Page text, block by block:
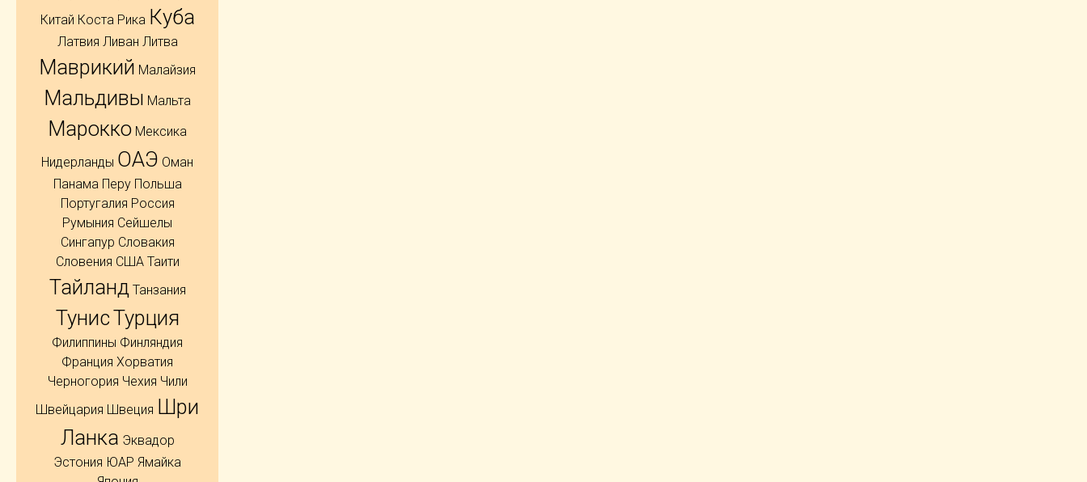
Китай Коста Рика Куба
Латвия Ливан Литва
Маврикий Малайзия
Мальдивы Мальта
Марокко Мексика
Нидерланды ОАЭ Оман
Панама Перу Польша
Португалия Россия
Румыния Сейшелы
Сингапур Словакия
Словения США Таити
Тайланд Танзания
ТунисТурция
Филиппины Финляндия
Франция Хорватия
Черногория Чехия Чили
Швейцария Швеция Шри
Ланка Эквадор
Эстония ЮАР Ямайка